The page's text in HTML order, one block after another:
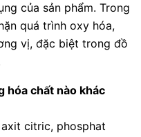
của sản phẩm. Trong
quá trình oxy hóa,
vị, đặc biệt trong đồ
hóa chất nào khác
citric, phosphat